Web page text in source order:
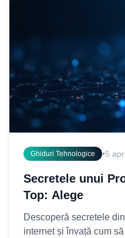
Ghiduri Tehnologice •5
Secretele unui
Top: Alege
Descoperă secretele
internet și învață cum